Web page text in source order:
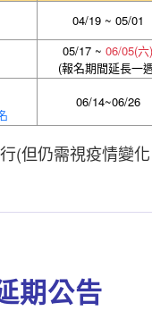
04/19 ~ 05/01
05/17 ~ 06/05(六)
(報名期間延長一
06/14~06/26
(但仍需視疫情變
期公告